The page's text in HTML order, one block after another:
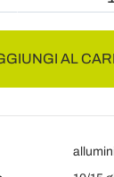
AL